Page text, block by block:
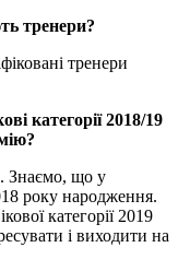
тренери?
тренери
категорії 2018/19
Знаємо, що у
року народження.
категорії 2019
і виходити на